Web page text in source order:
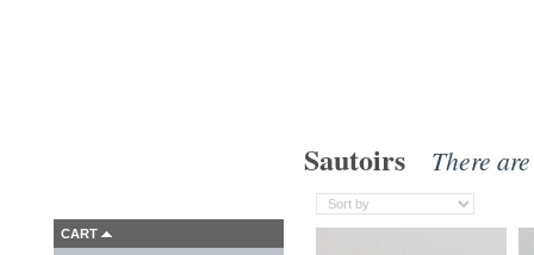
Sautoirs There
CART